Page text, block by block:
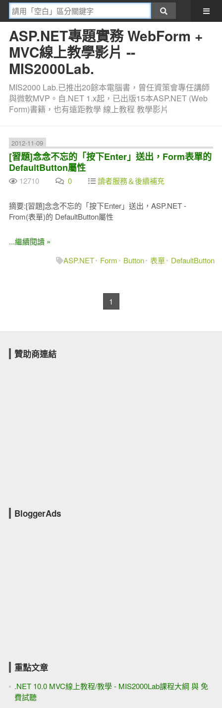
ASP.NET專題實務 WebForm +
MVC線上教學影片 --
MIS2000Lab.
MIS2000 Lab.已推出20餘本電腦書，曾任資策會專任講師
與微軟MVP。自.NET 1.x起，已出版15本ASP.NET (Web
Form)書籍，也有遠距教學 線上教程 教學影片
2012-11-09
[習題]念念不忘的「按下Enter」送出，Form表單的
DefaultButton屬性
12710 0 讀者服務＆後續補充
摘要:[習題]念念不忘的「按下Enter」送出，ASP.NET -
From(表單)的 DefaultButton屬性
...繼續閱讀 »
ASP.NET
Form Button 表單 DefaultButton
1
贊助商連結
BloggerAds
重點文章
.NET 10.0 MVC線上教程/教學 - MIS2000Lab課程大綱 與 免
費試聽